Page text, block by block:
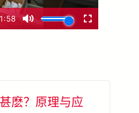
麽？原理与应